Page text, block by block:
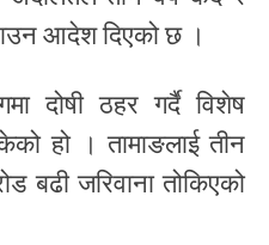
आदेश दिएको छ ।
दोषी ठहर गर्दै विशेष
हो । तामाङलाई तीन
बढी जरिवाना तोकिएको